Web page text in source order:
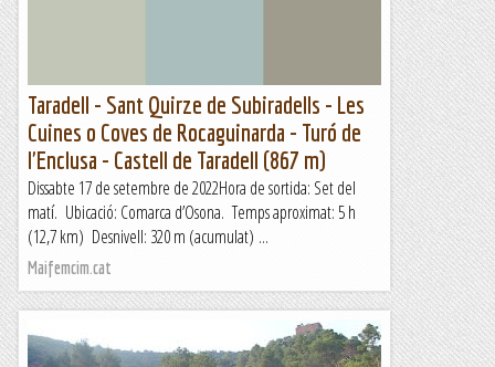
Taradell - Sant Quirze de Subiradells - Les
Cuines o Coves de Rocaguinarda - Turó de
l'Enclusa - Castell de Taradell (867 m)
Dissabte 17 de setembre de 2022Hora de sortida: Set del
matí. Ubicació: Comarca d’Osona. Temps aproximat: 5 h
(12,7 km) Desnivell: 320 m (acumulat) ...
Maifemcim.cat